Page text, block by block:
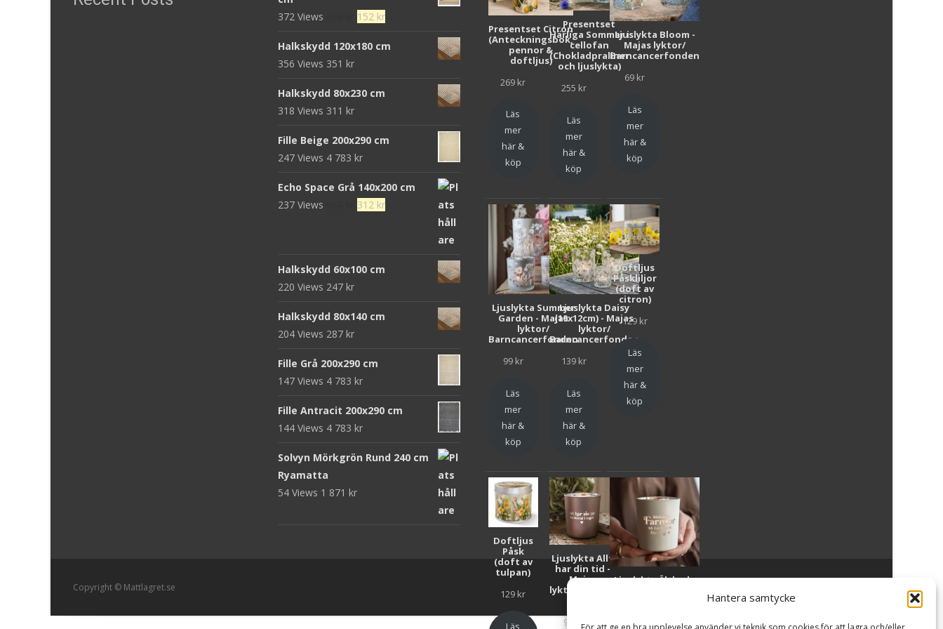
Hantera samtycke
372 Views
Det
priset
152 krDet
priset
Halkskydd 120x180 cm
356 Views 351 kr
Halkskydd 80x230 cm
318 Views 311 kr
Fille Beige 200x290 cm
247 Views 4 783 kr
Echo Space Grå 140x200 cm
237 Views
Det
952 kr.
312 krDet
Halkskydd 60x100 cm
220 Views 247 kr
Halkskydd 80x140 cm
204 Views 287 kr
Fille Grå 200x290 cm
147 Views 4 783 kr
Fille Antracit 200x290 cm
144 Views 4 783 kr
Solvyn Mörkgrön Rund 240 cm
Ryamatta
54 Views 1 871 kr
Presentset Citron
(Anteckningsbok,
pennor &
doftljus)
269 kr
Läs
mer
här &
köp
Presentset
Härliga Sommar i
cellofan
(Chokladpraliner
och ljuslykta)
255 kr
Läs
mer
här &
köp
Ljuslykta Bloom -
Majas lyktor/
Barncancerfonden
69 kr
Läs
mer
här &
köp
Ljuslykta Summer
Garden - Majas
lyktor/
Barncancerfonden
99 kr
Läs
mer
här &
köp
Ljuslykta Daisy
(10x12cm) - Majas
lyktor/
Barncancerfonden
139 kr
Läs
mer
här &
köp
Doftljus
Påskliljor
(doft av
citron)
129 kr
Läs
mer
här &
köp
Doftljus
Påsk
(doft av
tulpan)
129 kr
Läs
Ljuslykta Allt
har din tid -
Majas
lyktor/Suicide
99
kr
Ljuslykta Älskade
Copyright © Mattlagret.se